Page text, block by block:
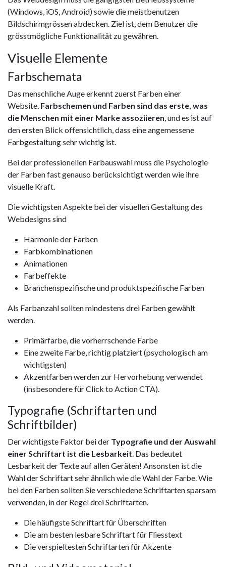
(Windows, iOS, Android) sowie die meistbenutzen
Bildschirmgrössen abdecken. Ziel ist, dem Benutzer die
grösstmögliche Funktionalität zu gewähren.
Visuelle Elemente
Farbschemata
Das menschliche Auge erkennt zuerst Farben einer
Website. Farbschemen und Farben sind das erste, was
die Menschen mit einer Marke assoziieren, und es ist auf
den ersten Blick offensichtlich, dass eine angemessene
Farbgestaltung sehr wichtig ist.
Bei der professionellen Farbauswahl muss die Psychologie
der Farben fast genauso berücksichtigt werden wie ihre
visuelle Kraft.
Die wichtigsten Aspekte bei der visuellen Gestaltung des
Webdesigns sind
Harmonie der Farben
Farbkombinationen
Animationen
Farbeffekte
Branchenspezifische und produktspezifische Farben
Als Farbanzahl sollten mindestens drei Farben gewählt
werden.
Primärfarbe, die vorherrschende Farbe
Eine zweite Farbe, richtig platziert (psychologisch am
wichtigsten)
Akzentfarben werden zur Hervorhebung verwendet
(insbesondere für Click to Action CTA).
Typografie (Schriftarten und
Schriftbilder)
Der wichtigste Faktor bei der Typografie und der Auswahl
einer Schriftart ist die Lesbarkeit. Das bedeutet
Lesbarkeit der Texte auf allen Geräten! Ansonsten ist die
Wahl der Schriftart sehr ähnlich wie die Wahl der Farbe. Wie
bei den Farben sollten Sie verschiedene Schriftarten sparsam
verwenden, in der Regel drei Schriftarten.
Die häufigste Schriftart für Überschriften
Die am besten lesbare Schriftart für Fliesstext
Die verspieltesten Schriftarten für Akzente